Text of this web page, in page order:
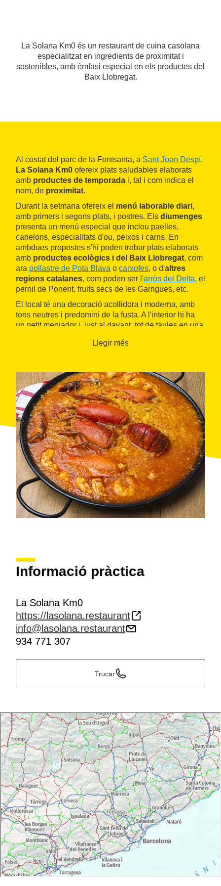
La Solana Km0 és un restaurant de cuina casolana
especialitzat en ingredients de proximitat i
sostenibles, amb èmfasi especial en els productes del
Baix Llobregat.
Al costat del parc de la Fontsanta, a Sant Joan Despí,
La Solana Km0 ofereix plats saludables elaborats
amb productes de temporada i, tal i com indica el
nom, de proximitat.
Durant la setmana ofereix el menú laborable diari,
amb primers i segons plats, i postres. Els diumenges
presenta un menú especial que inclou paelles,
canelons, especialitats d'ou, peixos i carns. En
ambdues propostes s'hi poden trobar plats elaborats
amb productes ecològics i del Baix Llobregat, com
ara pollastre de Pota Blava o carxofes, o d'altres
regions catalanes, com poden ser l'arròs del Delta, el
pernil de Ponent, fruits secs de les Garrigues, etc.
El local té una decoració acollidora i moderna, amb
tons neutres i predomini de la fusta. A l'interior hi ha
un petit menjador i, just al davant, tot de taules en una
Llegir més
Informació pràctica
La Solana Km0
https://lasolana.restaurant
info@lasolana.restaurant
934 771 307
Trucar